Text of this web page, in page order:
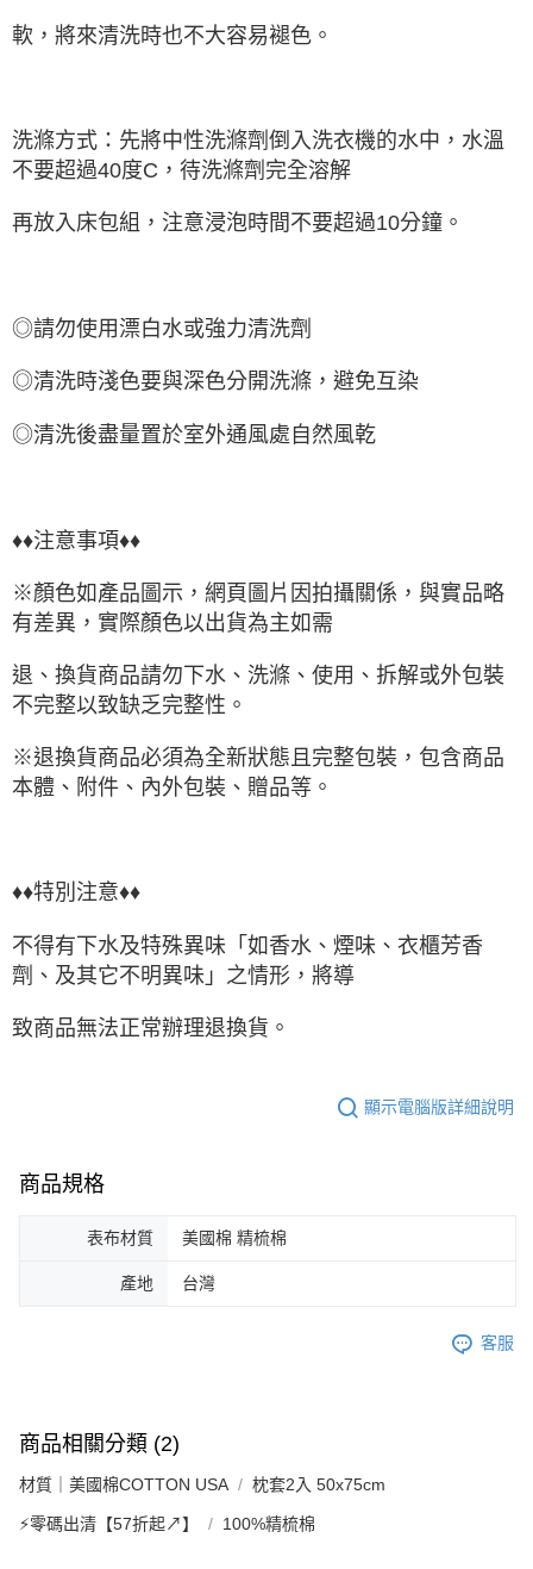
軟，將來清洗時也不大容易褪色。
洗滌方式：先將中性洗滌劑倒入洗衣機的水中，水溫
不要超過40度C，待洗滌劑完全溶解
再放入床包組，注意浸泡時間不要超過10分鐘。
◎請勿使用漂白水或強力清洗劑
◎清洗時淺色要與深色分開洗滌，避免互染
◎清洗後盡量置於室外通風處自然風乾
♦♦注意事項♦♦
※顏色如產品圖示，網頁圖片因拍攝關係，與實品略
有差異，實際顏色以出貨為主如需
退、換貨商品請勿下水、洗滌、使用、拆解或外包裝
不完整以致缺乏完整性。
※退換貨商品必須為全新狀態且完整包裝，包含商品
本體、附件、內外包裝、贈品等。
♦♦特別注意♦♦
不得有下水及特殊異味「如香水、煙味、衣櫃芳香
劑、及其它不明異味」之情形，將導
致商品無法正常辦理退換貨。
顯示電腦版詳細說明
商品規格
表布材質 美國棉 精梳棉
產地 台灣
客服
商品相關分類 (2)
材質｜美國棉COTTON USA 枕套2入 50x75cm
⚡零碼出清【57折起↗︎】 100%精梳棉